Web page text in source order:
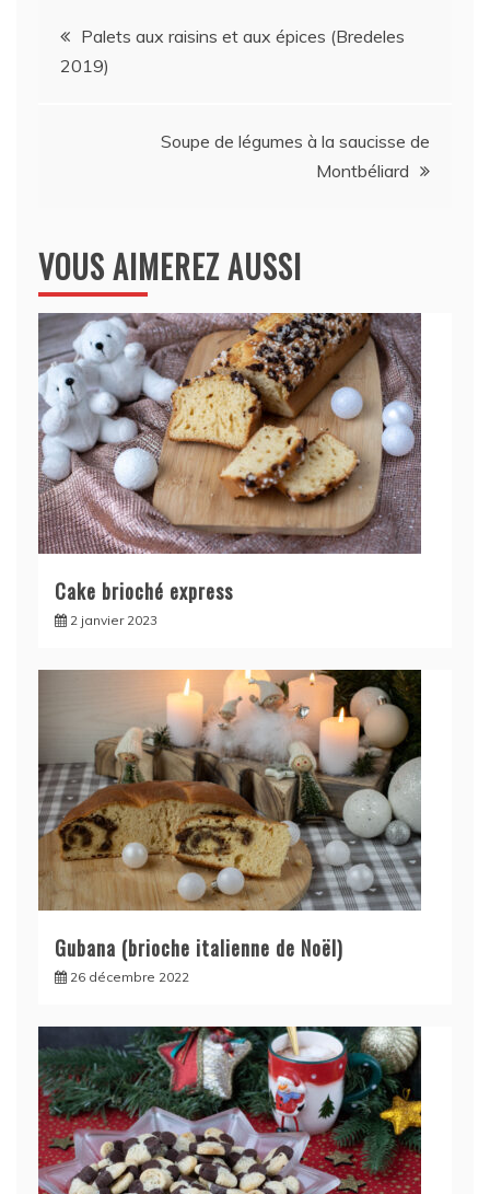
Navigation
de
Palets aux raisins et aux épices (Bredeles
2019)
Soupe de légumes à la saucisse de
Montbéliard
VOUS AIMEREZ AUSSI
Cake brioché express
2 janvier 2023
Gubana (brioche italienne de Noël)
26 décembre 2022